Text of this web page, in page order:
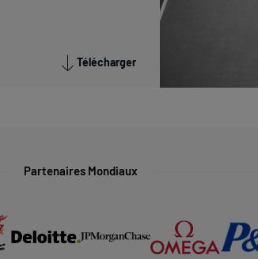
Télécharger
Partenaires Mondiaux